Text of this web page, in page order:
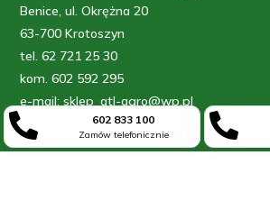
Benice, ul. Okrężna 20
63-700 Krotoszyn
tel. 62 721 25 30
kom. 602 592 295
e-mail: sklep_atl-agro@wp.pl
Sklep
 602 833 100
Zamów telefonicznie 